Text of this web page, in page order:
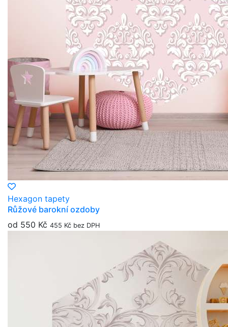
Hexagon tapety
Růžové barokní ozdoby
od 550 Kč 455 Kč bez DPH